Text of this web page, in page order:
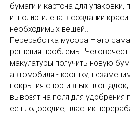
бумаги и картона для упаковки,
и полиэтилена в создании
необходимых вещей..
Переработка мусора – это
решения проблемы.
макулатуры получить новую
автомобиля - крошку,
покрытия спортивных
вывозят на поля для
ее плодородие, пластик